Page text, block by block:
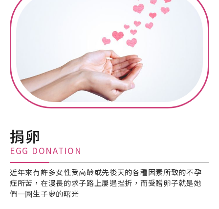
捐卵
EGG DONATION
近年來有許多女性受高齡或先後天的各種因素所致的不孕
症所苦，在漫長的求子路上屢遇挫折，而受贈卵子就是她
們一圓生子夢的曙光